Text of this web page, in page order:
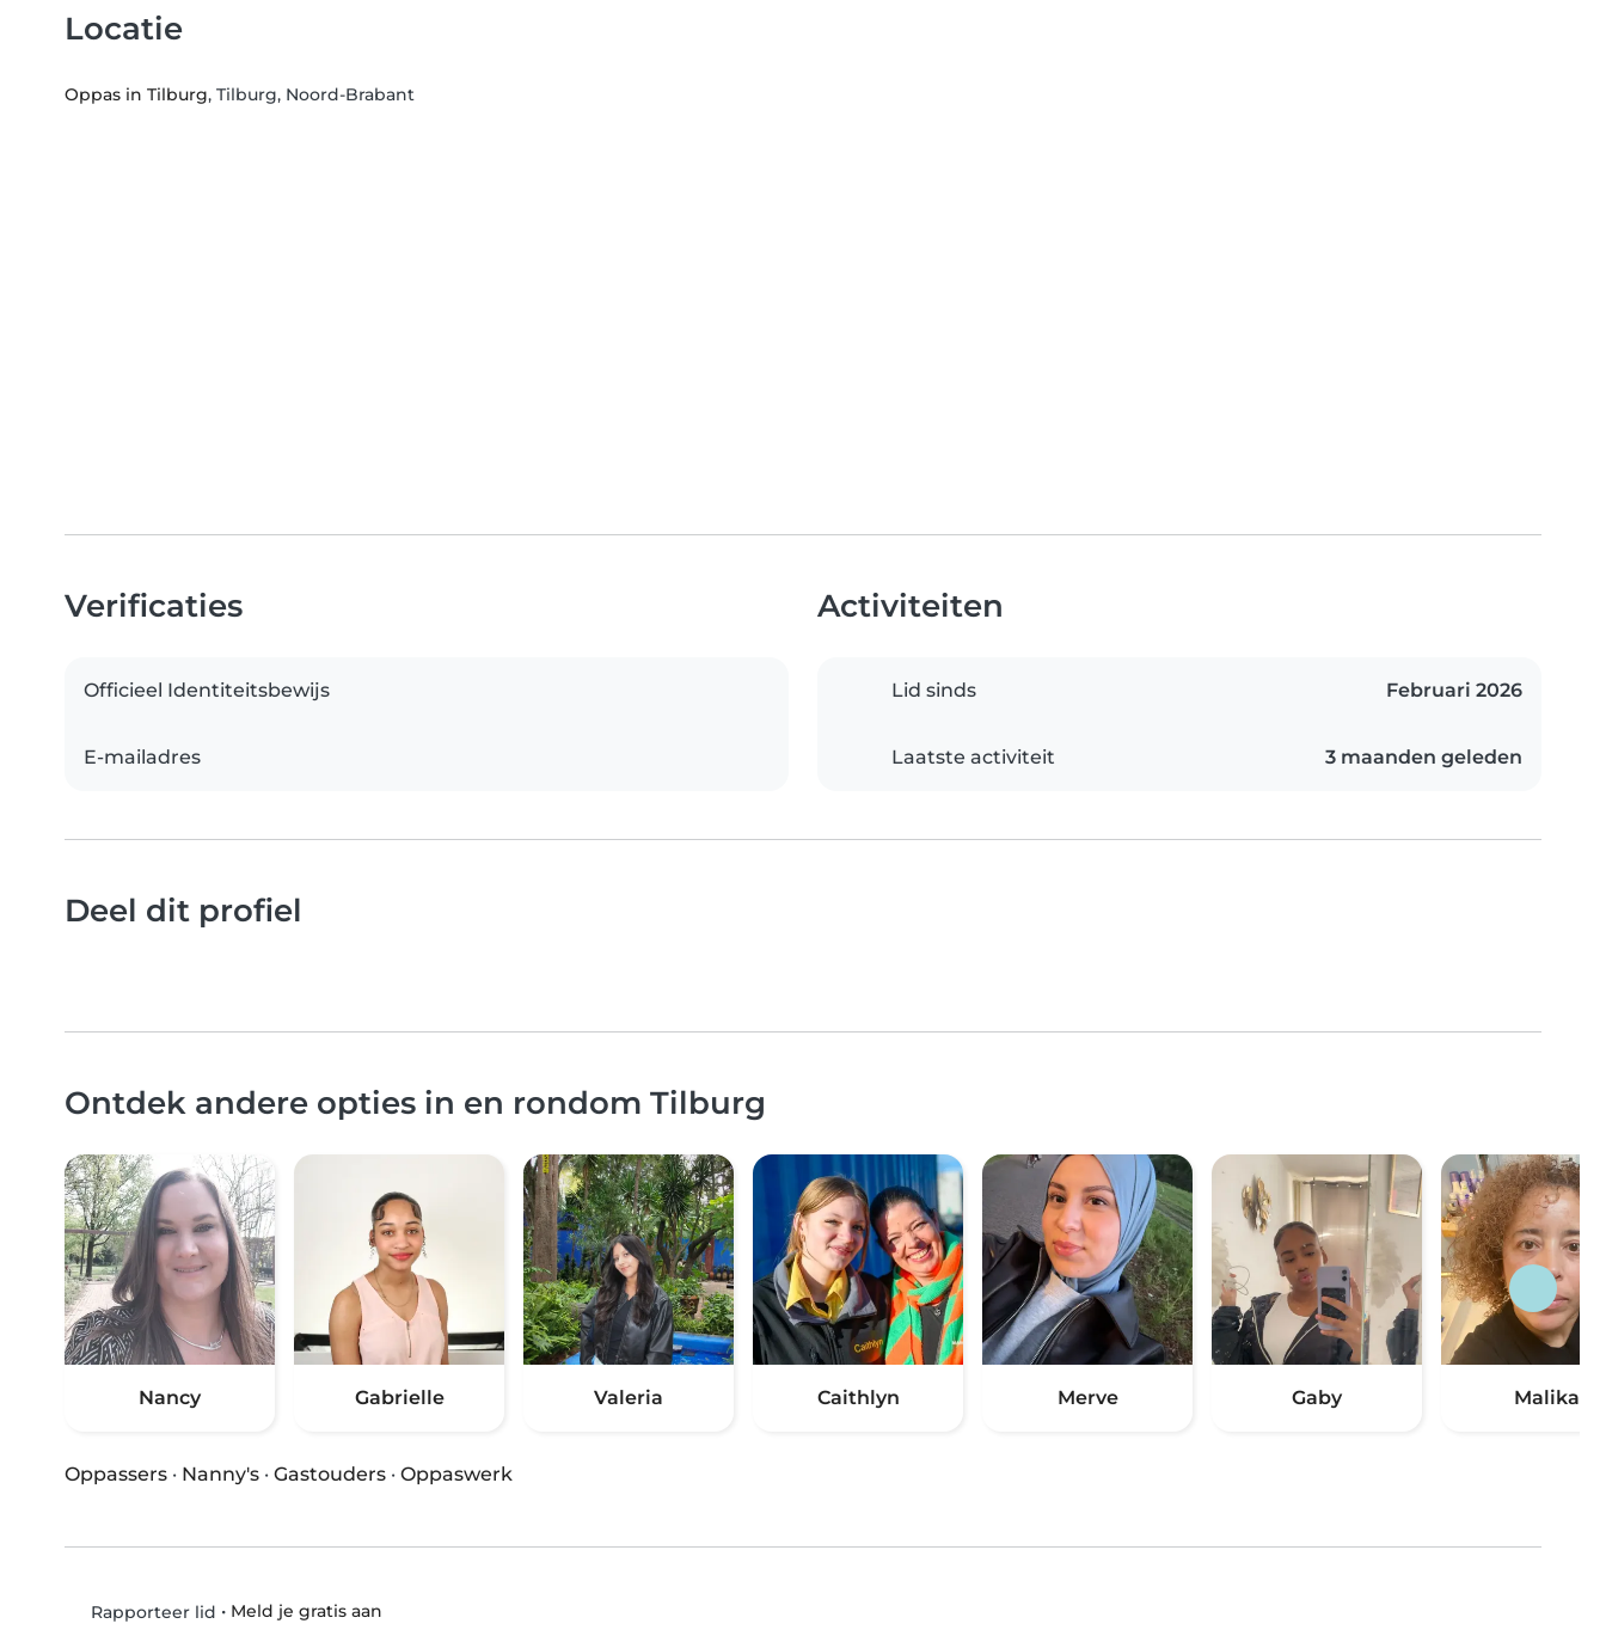
Locatie
Oppas in Tilburg, Tilburg, Noord-Brabant
Verificaties
Officieel Identiteitsbewijs
E-mailadres
Activiteiten
Lid sinds Februari 2026
Laatste activiteit 3 maanden geleden
Deel dit profiel
Ontdek andere opties in en rondom Tilburg
Nancy Gabrielle Valeria Caithlyn Merve Gaby Malika
Oppassers · Nanny's · Gastouders · Oppaswerk
Rapporteer lid • Meld je gratis aan